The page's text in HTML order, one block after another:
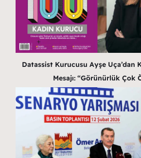
Datassist Kurucusu Ayşe Uça’dan
Mesajı: “Görünürlük Çok